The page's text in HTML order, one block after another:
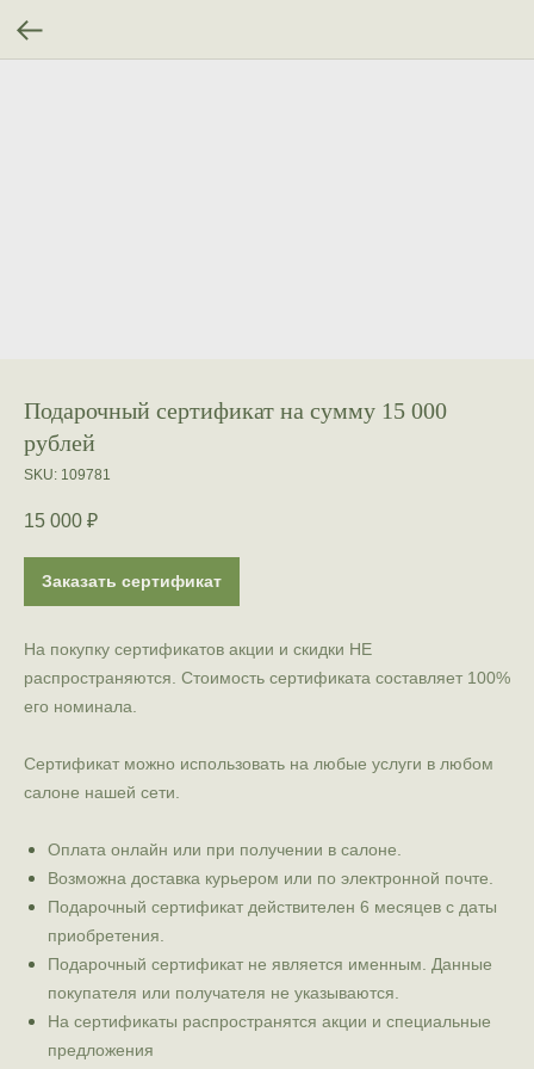
Подарочный сертификат на сумму 15 000
рублей
SKU: 109781
15 000 ₽
Заказать сертификат
На покупку сертификатов акции и скидки НЕ
распространяются. Стоимость сертификата составляет 100%
его номинала.
Сертификат можно использовать на любые услуги в любом
салоне нашей сети.
Оплата онлайн или при получении в салоне.
Возможна доставка курьером или по электронной почте.
Подарочный сертификат действителен 6 месяцев с даты
приобретения.
Подарочный сертификат не является именным. Данные
покупателя или получателя не указываются.
На сертификаты распространятся акции и специальные
предложения